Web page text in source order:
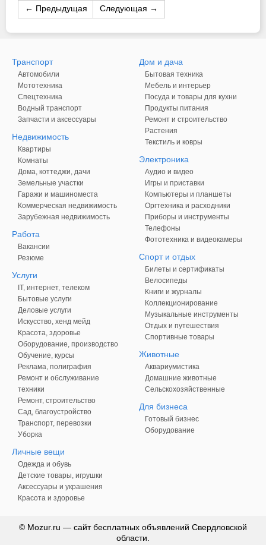
← Предыдущая Следующая →
Транспорт
Автомобили
Мототехника
Спецтехника
Водный транспорт
Запчасти и аксессуары
Недвижимость
Квартиры
Комнаты
Дома, коттеджи, дачи
Земельные участки
Гаражи и машиноместа
Коммерческая недвижимость
Зарубежная недвижимость
Работа
Вакансии
Резюме
Услуги
IT, интернет, телеком
Бытовые услуги
Деловые услуги
Искусство, хенд мейд
Красота, здоровье
Оборудование, производство
Обучение, курсы
Реклама, полиграфия
Ремонт и обслуживание
техники
Ремонт, строительство
Сад, благоустройство
Транспорт, перевозки
Уборка
Личные вещи
Одежда и обувь
Детские товары, игрушки
Аксессуары и украшения
Красота и здоровье
Дом и дача
Бытовая техника
Мебель и интерьер
Посуда и товары для кухни
Продукты питания
Ремонт и строительство
Растения
Текстиль и ковры
Электроника
Аудио и видео
Игры и приставки
Компьютеры и планшеты
Оргтехника и расходники
Приборы и инструменты
Телефоны
Фототехника и видеокамеры
Спорт и отдых
Билеты и сертификаты
Велосипеды
Книги и журналы
Коллекционирование
Музыкальные инструменты
Отдых и путешествия
Спортивные товары
Животные
Аквариумистика
Домашние животные
Сельскохозяйственные
Для бизнеса
Готовый бизнес
Оборудование
© Mozur.ru — сайт бесплатных объявлений Свердловской
области.